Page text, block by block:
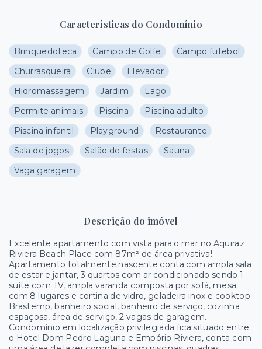
Características do Condomínio
Brinquedoteca Campo de Golfe
Campo futebol
Churrasqueira
Clube
Elevador
Hidromassagem
Jardim
Lago
Permite animais
Piscina
Piscina adulto
Piscina infantil
Playground
Restaurante
Sala de jogos
Salão de festas
Sauna
Vaga garagem
Descrição do imóvel
Excelente apartamento com vista para o mar no Aquiraz
Riviera Beach Place com 87m² de área privativa!
Apartamento totalmente nascente conta com ampla sala
de estar e jantar, 3 quartos com ar condicionado sendo 1
suíte com TV, ampla varanda composta por sofá, mesa
com 8 lugares e cortina de vidro, geladeira inox e cooktop
Brastemp, banheiro social, banheiro de serviço, cozinha
espaçosa, área de serviço, 2 vagas de garagem.
Condomínio em localização privilegiada fica situado entre
o Hotel Dom Pedro Laguna e Empório Riviera, conta com